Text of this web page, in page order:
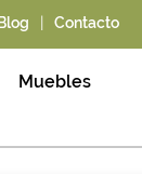
Blog Contacto
Muebles